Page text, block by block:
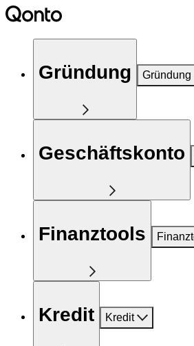
Gründung Gründung
Geschäftskonto
Finanztools
Kredit Kredit